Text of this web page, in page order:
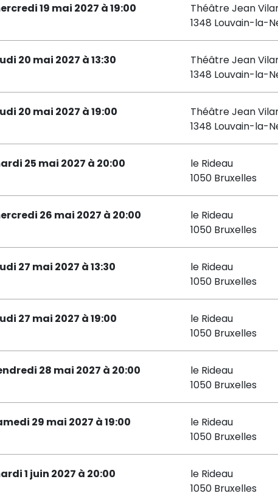
19 mai 2027 à 19:00
Théâtre Jean
1348 Louvain-la-
20 mai 2027 à 13:30
Théâtre Jean
1348 Louvain-la-
20 mai 2027 à 19:00
Théâtre Jean
1348 Louvain-la-
25 mai 2027 à 20:00
le Rideau
1050 Bruxelles
26 mai 2027 à 20:00
le Rideau
1050 Bruxelles
27 mai 2027 à 13:30
le Rideau
1050 Bruxelles
27 mai 2027 à 19:00
le Rideau
1050 Bruxelles
28 mai 2027 à 20:00
le Rideau
1050 Bruxelles
29 mai 2027 à 19:00
le Rideau
1050 Bruxelles
1 juin 2027 à 20:00
le Rideau
1050 Bruxelles